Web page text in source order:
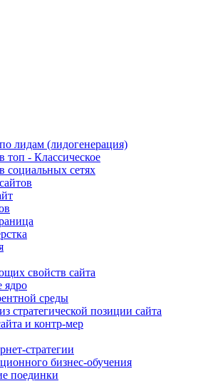
лидам (лидогенерация)
топ - Классическое
социальных сетях
свойств сайта
ядро
среды
стратегической позиции сайта
и контр-мер
стратегии
бизнес-обучения
поединки